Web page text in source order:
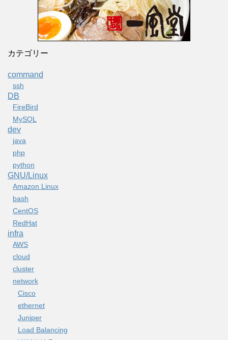
カテゴリー
command
ssh
DB
FireBird
MySQL
dev
java
php
python
GNU/Linux
Amazon Linux
bash
CentOS
RedHat
infra
AWS
cloud
cluster
network
Cisco
ethernet
Juniper
Load Balancing